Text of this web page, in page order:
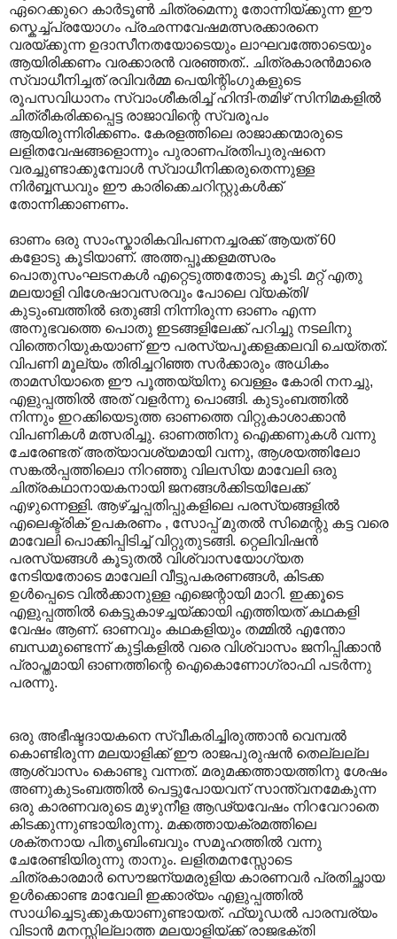
ഏറെക്കുറെ കാർടൂൺ ചിത്രമെന്നു തോന്നിയ്ക്കുന്ന ഈ
സ്കെച്ച്പ്രയോഗം പ്രഛന്നവേഷമത്സരക്കാരനെ
വരയ്ക്കുന്ന ഉദാസീനതയോടെയും ലാഘവത്തോടെയും
ആയിരിക്കണം വരക്കാരൻ വരഞ്ഞത്.. ചിത്രകാരൻമാരെ
സ്വാധീനിച്ചത് രവിവർമ്മ പെയിന്റിംഗുകളുടെ
രൂപസവിധാനം സ്വാംശീകരിച്ച് ഹിന്ദി-തമിഴ് സിനിമകളിൽ
ചിത്രീകരിക്കപ്പെട്ട രാജാവിന്റെ സ്വരൂപം
ആയിരുന്നിരിക്കണം. കേരളത്തിലെ രാജാക്കന്മാരുടെ
ലളിതവേഷങ്ങളൊന്നും പുരാണപ്രതിപുരുഷനെ
വരച്ചുണ്ടാക്കുമ്പോൾ സ്വാധീനിക്കരുതെന്നുള്ള
നിർബ്ബന്ധവും ഈ കാരിക്കെചറിസ്റ്റുകൾക്ക്
തോന്നിക്കാണണം.
ഓണം ഒരു സാംസ്കാരികവിപണനച്ചരക്ക് ആയത് 60
കളോടു കൂടിയാണ്. അത്തപ്പൂക്കളമത്സരം
പൊതുസംഘടനകൾ എറ്റെടുത്തതോടു കൂടി. മറ്റ് എതു
മലയാളി വിശേഷാവസരവും പോലെ വ്യക്തി/
കുടുംബത്തിൽ ഒതുങ്ങി നിന്നിരുന്ന ഓണം എന്ന
അനുഭവത്തെ പൊതു ഇടങ്ങളിലേക്ക് പറിച്ചു നടലിനു
വിത്തെറിയുകയാണ് ഈ പരസ്യപൂക്കളക്കലവി ചെയ്തത്.
വിപണി മൂല്യം തിരിച്ചറിഞ്ഞ സർക്കാരും അധികം
താമസിയാതെ ഈ പൂത്തയ്യിനു വെള്ളം കോരി നനച്ചു,
എളുപ്പത്തിൽ അത് വളർന്നു പൊങ്ങി. കുടുംബത്തിൽ
നിന്നും ഇറക്കിയെടുത്ത ഓണത്തെ വിറ്റുകാശാക്കാൻ
വിപണികൾ മത്സരിച്ചു. ഓണത്തിനു ഐക്കണുകൾ വന്നു
ചേരേണ്ടത് അത്യാവശ്യമായി വന്നു, ആശയത്തിലോ
സങ്കൽ‌പ്പത്തിലൊ നിറഞ്ഞു വിലസിയ മാവേലി ഒരു
ചിത്രകഥാനായകനായി ജനങ്ങൾക്കിടയിലേക്ക്
എഴുന്നെള്ളി. ആഴ്ച്ചപ്പതിപ്പുകളിലെ പരസ്യങ്ങളിൽ
എലെക്ട്രിക് ഉപകരണം , സോപ്പ് മുതൽ സിമെന്റു കട്ട വരെ
മാവേലി പൊക്കിപ്പിടിച്ച് വിറ്റുതുടങ്ങി. റ്റെലിവിഷൻ
പരസ്യങ്ങൾ കൂടുതൽ വിശ്വാസയോഗ്യത
നേടിയതോടെ മാവേലി വീട്ടുപകരണങ്ങൾ, കിടക്ക
ഉൾപ്പെടെ വിൽക്കാനുള്ള എജെന്റായി മാറി. ഇക്കൂടെ
എളുപ്പത്തിൽ കെട്ടുകാഴച്ചയ്ക്കായി എത്തിയത് കഥകളി
വേഷം ആണ്. ഓണവും കഥകളിയും തമ്മിൽ എന്തോ
ബന്ധമുണ്ടെന്ന് കുട്ടികളിൽ വരെ വിശ്വാസം ജനിപ്പിക്കാൻ
പ്രാപ്തമായി ഓണത്തിന്റെ ഐകൊണോഗ്രാഫി പടർന്നു
പരന്നു.
ഒരു അഭീഷ്ടദായകനെ സ്വീകരിച്ചിരുത്താൻ വെമ്പൽ
കൊണ്ടിരുന്ന മലയാളിക്ക് ഈ രാജപുരുഷൻ തെല്ലല്ല
ആശ്വാസം കൊണ്ടു വന്നത്. മരുമക്കത്തായത്തിനു ശേഷം
അണുകുടംബത്തിൽ പെട്ടുപോയവന് സാന്ത്വനമേകുന്ന
ഒരു കാരണവരുടെ മുഴുനീള ആഢ്യവേഷം നിറവേറാതെ
കിടക്കുന്നുണ്ടായിരുന്നു. മക്കത്തായക്രമത്തിലെ
ശക്തനായ പിതൃബിംബവും സമൂഹത്തിൽ വന്നു
ചേരേണ്ടിയിരുന്നു താനും. ലളിതമനസ്സോടെ
ചിത്രകാരമാർ സൌജന്യമരുളിയ കാരണവർ പ്രതിച്ഛായ
ഉൾക്കൊണ്ട മാവേലി ഇക്കാര്യം എളുപ്പത്തിൽ
സാധിച്ചെടുക്കുകയാണുണ്ടായത്. ഫ്യൂഡൽ പാരമ്പര്യം
വിടാൻ മനസ്സില്ലാത്ത മലയാളിയ്ക്ക് രാജഭക്തി